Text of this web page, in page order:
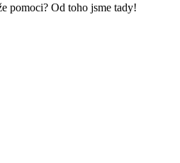
pomoci? Od toho jsme tady!